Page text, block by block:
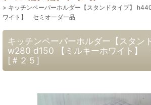
> キッチンペーパーホルダー【スタンドタイプ】
ワイト】 セミオーダー品
キッチンペーパーホルダー【スタン
w280 d150 【ミルキーホワイト】
[＃２５]